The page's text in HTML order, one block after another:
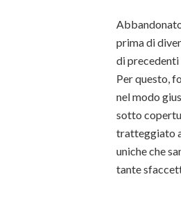
prima di
di precedenti
Per questo,
nel modo
sotto
tratteggiato
uniche che
tante